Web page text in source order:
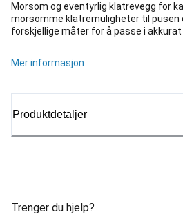
Morsom og eventyrlig klatrevegg for
morsomme klatremuligheter til pusen
forskjellige måter for å passe i
Mer informasjon
Produktdetaljer
Trenger du hjelp?